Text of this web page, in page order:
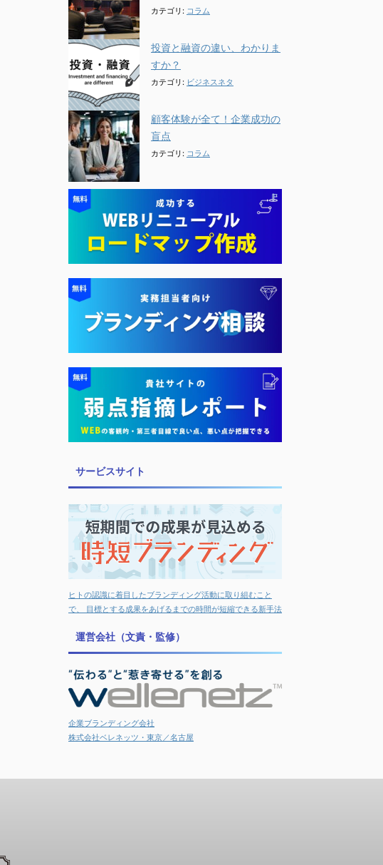
カテゴリ: コラム
投資と融資の違い、わかりま
すか？
カテゴリ: ビジネスネタ
顧客体験が全て！企業成功の
盲点
カテゴリ: コラム
サービスサイト
ヒトの認識に着目したブランディング活動に取り組むこと
で、 目標とする成果をあげるまでの時間が短縮できる新手法
運営会社（文責・監修）
企業ブランディング会社
株式会社ベレネッツ・東京／名古屋